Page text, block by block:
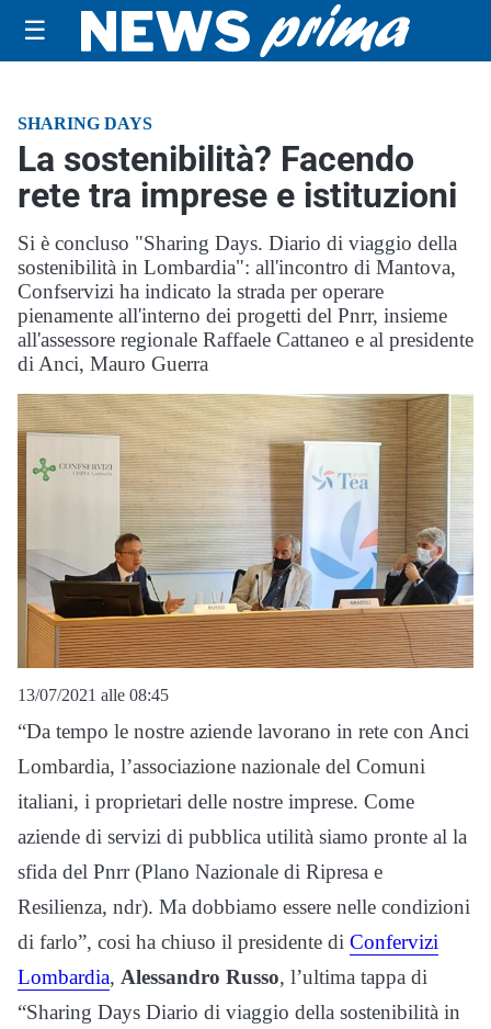
☰
SHARING DAYS
La sostenibilità? Facendo
rete tra imprese e istituzioni
Si è concluso "Sharing Days. Diario di viaggio della
sostenibilità in Lombardia": all'incontro di Mantova,
Confservizi ha indicato la strada per operare
pienamente all'interno dei progetti del Pnrr, insieme
all'assessore regionale Raffaele Cattaneo e al presidente
di Anci, Mauro Guerra
13/07/2021 alle 08:45
“Da tempo le nostre aziende lavorano in rete con Anci
Lombardia, l’associazione nazionale del Comuni
italiani, i proprietari delle nostre imprese. Come
aziende di servizi di pubblica utilità siamo pronte al la
sfida del Pnrr (Plano Nazionale di Ripresa e
Resilienza, ndr). Ma dobbiamo essere nelle condizioni
di farlo”, cosi ha chiuso il presidente di Confervizi
Lombardia, Alessandro Russo, l’ultima tappa di
“Sharing Days Diario di viaggio della sostenibilità in